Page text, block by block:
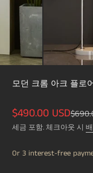
모던 크롬 아크 플로
할인 가격
$490.00 USD정상
세금 포함. 체크아웃 시
Or 3 interest-free